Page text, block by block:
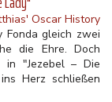
Oscar History
Fonda gleich zwei
die Ehre. Doch
in "Jezebel – Die
Herz schließen